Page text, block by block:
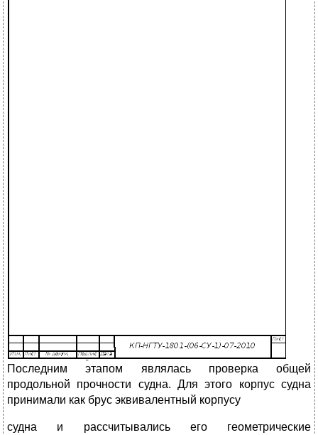
Последним этапом являлась проверка общей
продольной прочности судна. Для этого корпус судна
принимали как брус эквивалентный корпусу
судна и рассчитывались его геометрические